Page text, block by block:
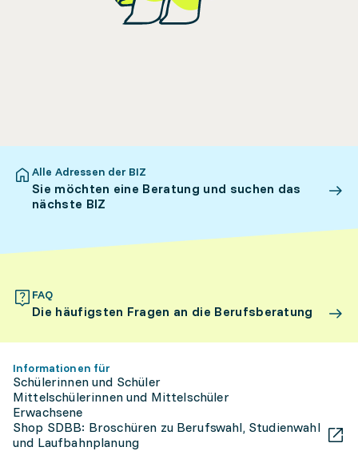
Alle Adressen der BIZ
Sie möchten eine Beratung und suchen das
nächste BIZ
FAQ
Die häufigsten Fragen an die Berufsberatung
Informationen für
Schülerinnen und Schüler
Mittelschülerinnen und Mittelschüler
Erwachsene
Shop SDBB: Broschüren zu Berufswahl, Studienwahl
und Laufbahnplanung